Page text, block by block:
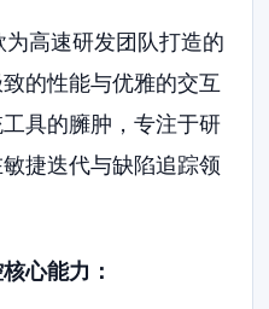
高速研发团队打造的
的性能与优雅的交互
具的臃肿，专注于研
捷迭代与缺陷追踪领
心能力：